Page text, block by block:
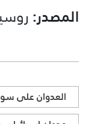
المصدر:
العدوان على